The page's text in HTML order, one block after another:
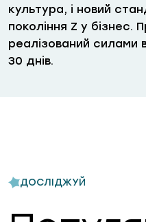
культура, і новий
покоління Z у бізнес.
реалізований силами
30 днів.
ДОСЛІДЖУЙ